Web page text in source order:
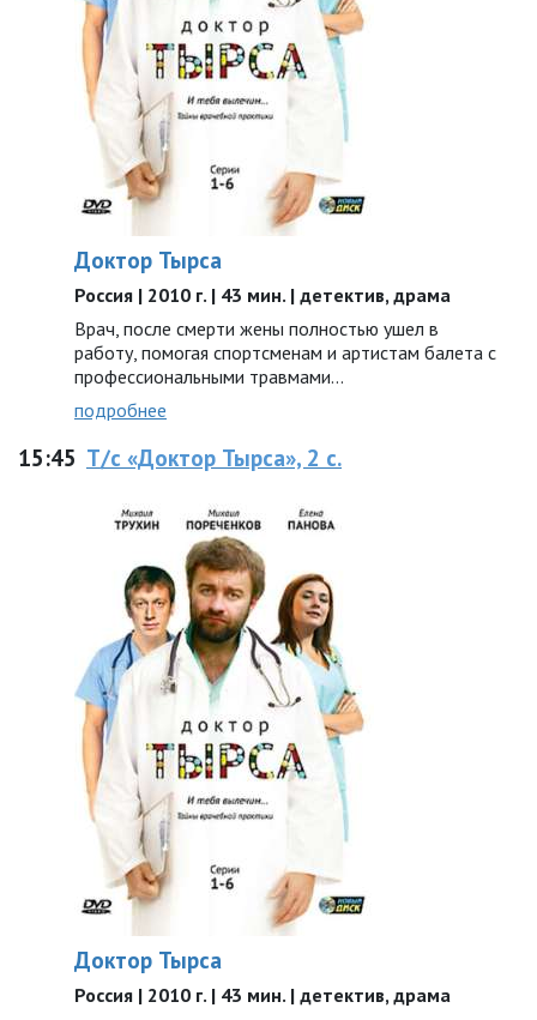
Доктор Тырса
Россия | 2010 г. | 43 мин. | детектив, драма
Врач, после смерти жены полностью ушел в
работу, помогая спортсменам и артистам балета с
профессиональными травмами...
подробнее
15:45 Т/с «Доктор Тырса», 2 с.
Доктор Тырса
Россия | 2010 г. | 43 мин. | детектив, драма